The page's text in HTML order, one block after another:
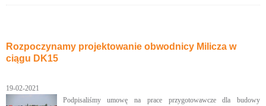
Rozpoczynamy projektowanie obwodnicy Milicza w
ciągu DK15
19-02-2021
Podpisaliśmy umowę na prace przygotowawcze dla budowy